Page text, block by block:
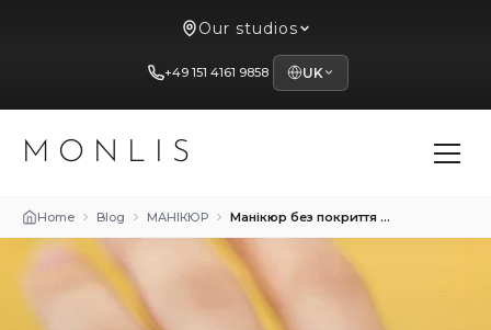
Our studios
+49 151 4161 9858 UK
MONLIS
Home Blog МАНІКЮР Манікюр без покриття та догляд за сухою шкірою рук – MONLIS Studio